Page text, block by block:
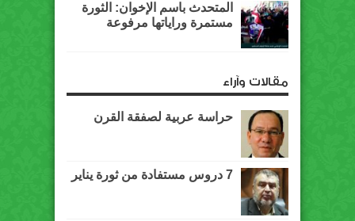
المتحدث باسم الإخوان: الثورة
مستمرة وراياتها مرفوعة
مقالات وآراء
حراسة عربية لصفقة القرن
7 دروس مستفادة من ثورة يناير